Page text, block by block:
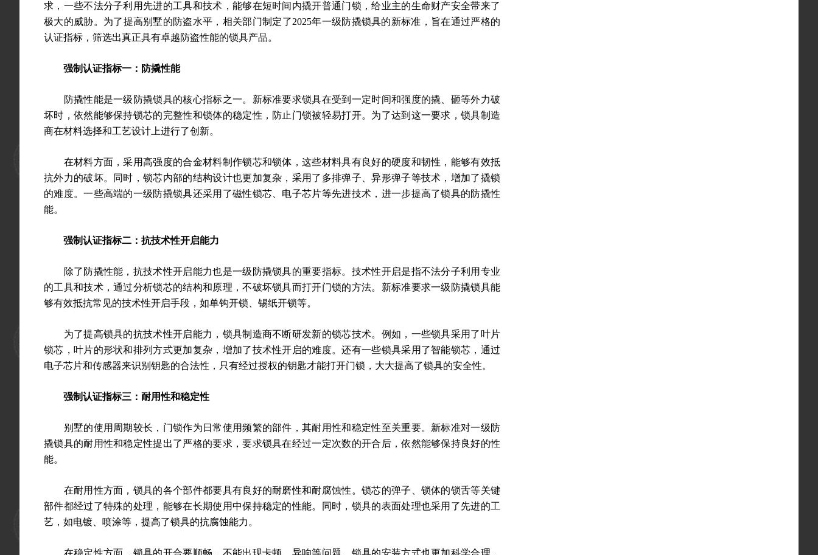
求，一些不法分子利用先进的工具和技术，能够在短时间内撬开普通门锁，给业主的生命财产安全带来了
极大的威胁。为了提高别墅的防盗水平，相关部门制定了2025年一级防撬锁具的新标准，旨在通过严格的
认证指标，筛选出真正具有卓越防盗性能的锁具产品。
强制认证指标一：防撬性能
防撬性能是一级防撬锁具的核心指标之一。新标准要求锁具在受到一定时间和强度的撬、砸等外力破
坏时，依然能够保持锁芯的完整性和锁体的稳定性，防止门锁被轻易打开。为了达到这一要求，锁具制造
商在材料选择和工艺设计上进行了创新。
在材料方面，采用高强度的合金材料制作锁芯和锁体，这些材料具有良好的硬度和韧性，能够有效抵
抗外力的破坏。同时，锁芯内部的结构设计也更加复杂，采用了多排弹子、异形弹子等技术，增加了撬锁
的难度。一些高端的一级防撬锁具还采用了磁性锁芯、电子芯片等先进技术，进一步提高了锁具的防撬性
能。
强制认证指标二：抗技术性开启能力
除了防撬性能，抗技术性开启能力也是一级防撬锁具的重要指标。技术性开启是指不法分子利用专业
的工具和技术，通过分析锁芯的结构和原理，不破坏锁具而打开门锁的方法。新标准要求一级防撬锁具能
够有效抵抗常见的技术性开启手段，如单钩开锁、锡纸开锁等。
为了提高锁具的抗技术性开启能力，锁具制造商不断研发新的锁芯技术。例如，一些锁具采用了叶片
锁芯，叶片的形状和排列方式更加复杂，增加了技术性开启的难度。还有一些锁具采用了智能锁芯，通过
电子芯片和传感器来识别钥匙的合法性，只有经过授权的钥匙才能打开门锁，大大提高了锁具的安全性。
强制认证指标三：耐用性和稳定性
别墅的使用周期较长，门锁作为日常使用频繁的部件，其耐用性和稳定性至关重要。新标准对一级防
撬锁具的耐用性和稳定性提出了严格的要求，要求锁具在经过一定次数的开合后，依然能够保持良好的性
能。
在耐用性方面，锁具的各个部件都要具有良好的耐磨性和耐腐蚀性。锁芯的弹子、锁体的锁舌等关键
部件都经过了特殊的处理，能够在长期使用中保持稳定的性能。同时，锁具的表面处理也采用了先进的工
艺，如电镀、喷涂等，提高了锁具的抗腐蚀能力。
在稳定性方面，锁具的开合要顺畅，不能出现卡顿、异响等问题。锁具的安装方式也更加科学合理，